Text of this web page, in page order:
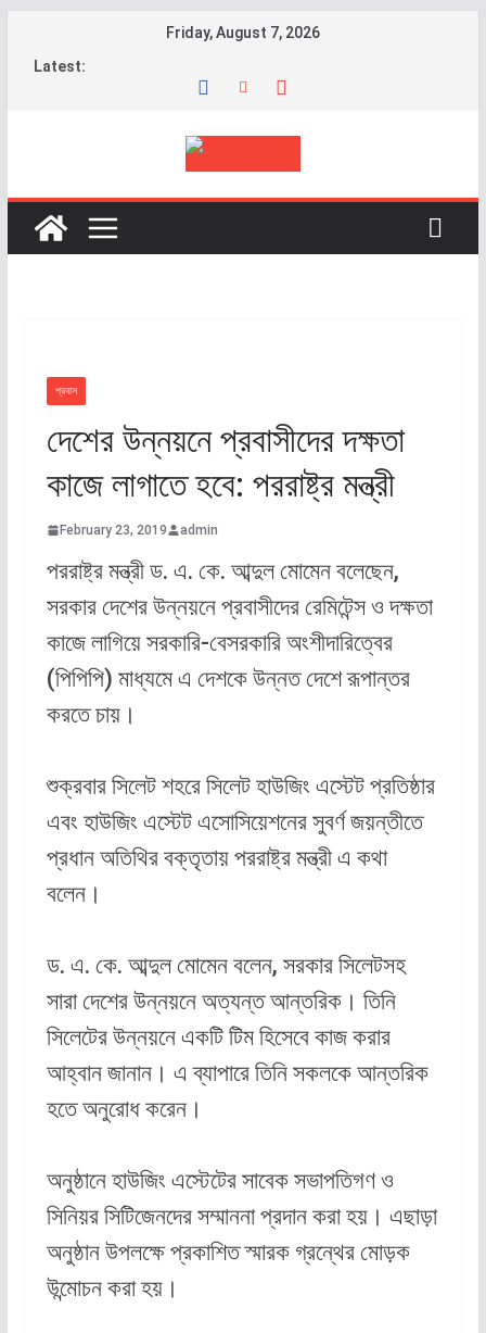
Friday, August 7, 2026
Latest:
প্রবাস
দেশের উন্নয়নে প্রবাসীদের দক্ষতা
কাজে লাগাতে হবে: পররাষ্ট্র মন্ত্রী
February 23, 2019 admin
পররাষ্ট্র মন্ত্রী ড. এ. কে. আব্দুল মোমেন বলেছেন,
সরকার দেশের উন্নয়নে প্রবাসীদের রেমিটেন্স ও দক্ষতা
কাজে লাগিয়ে সরকারি-বেসরকারি অংশীদারিত্বের
(পিপিপি) মাধ্যমে এ দেশকে উন্নত দেশে রূপান্তর
করতে চায়।
শুক্রবার সিলেট শহরে সিলেট হাউজিং এস্টেট প্রতিষ্ঠার
এবং হাউজিং এস্টেট এসোসিয়েশনের সুবর্ণ জয়ন্তীতে
প্রধান অতিথির বক্তৃতায় পররাষ্ট্র মন্ত্রী এ কথা
বলেন।
ড. এ. কে. আব্দুল মোমেন বলেন, সরকার সিলেটসহ
সারা দেশের উন্নয়নে অত্যন্ত আন্তরিক। তিনি
সিলেটের উন্নয়নে একটি টিম হিসেবে কাজ করার
আহ্বান জানান। এ ব্যাপারে তিনি সকলকে আন্তরিক
হতে অনুরোধ করেন।
অনুষ্ঠানে হাউজিং এস্টেটের সাবেক সভাপতিগণ ও
সিনিয়র সিটিজেনদের সম্মাননা প্রদান করা হয়। এছাড়া
অনুষ্ঠান উপলক্ষে প্রকাশিত স্মারক গ্রন্থের মোড়ক
উন্মোচন করা হয়।